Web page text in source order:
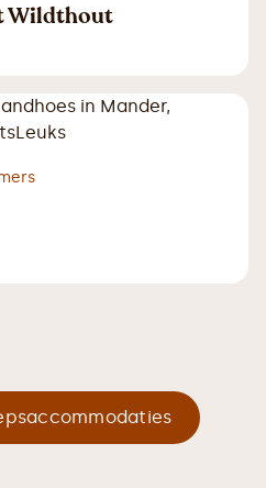
Wildthout